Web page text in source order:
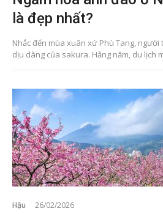
là đẹp nhất?
Nhắc đến mùa xuân xứ Phù Tang,
dịu dàng của sakura. Hằng năm, du lịch
Hậu 26/02/2026